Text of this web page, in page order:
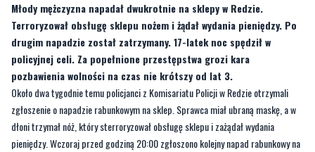
Młody mężczyzna napadał dwukrotnie na sklepy w Redzie.
Terroryzował obsługę sklepu nożem i żądał wydania pieniędzy. Po
drugim napadzie został zatrzymany. 17-latek noc spędził w
policyjnej celi. Za popełnione przestępstwa grozi kara
pozbawienia wolności na czas nie krótszy od lat 3.
Około dwa tygodnie temu policjanci z Komisariatu Policji w Redzie otrzymali
zgłoszenie o napadzie rabunkowym na sklep. Sprawca miał ubraną maskę, a w
dłoni trzymał nóż, który sterroryzował obsługę sklepu i zażądał wydania
pieniędzy. Wczoraj przed godziną 20:00 zgłoszono kolejny napad rabunkowy na